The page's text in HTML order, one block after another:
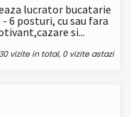
lucrator bucatarie
6 posturi, cu sau fara
si...
vizite in total, 0 vizite astazi